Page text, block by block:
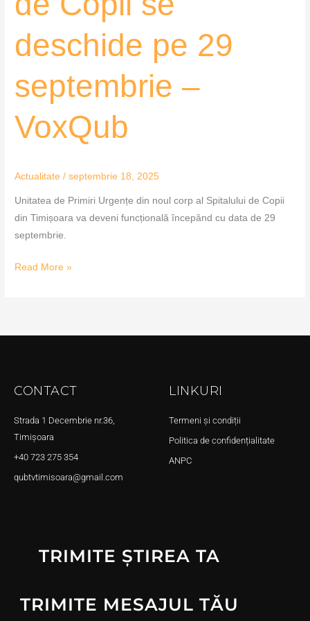
deschide pe 29
septembrie –
VoxQub
Actualitate /septembrie 18, 2025
Unitatea de Primiri Urgențe din noul corp al Spitalului de Copii
din Timișoara va deveni funcțională începând cu data de 29
septembrie.
Read More »
CONTACT
Strada 1 Decembrie nr.36,
Timișoara
+40 723 275 354
qubtvtimisoara@gmail.com
LINKURI
Termeni și condiții
Politica de confidențialitate
ANPC
TRIMITE ȘTIREA TA
TRIMITE MESAJUL TĂU